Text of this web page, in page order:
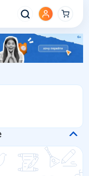
Уроки